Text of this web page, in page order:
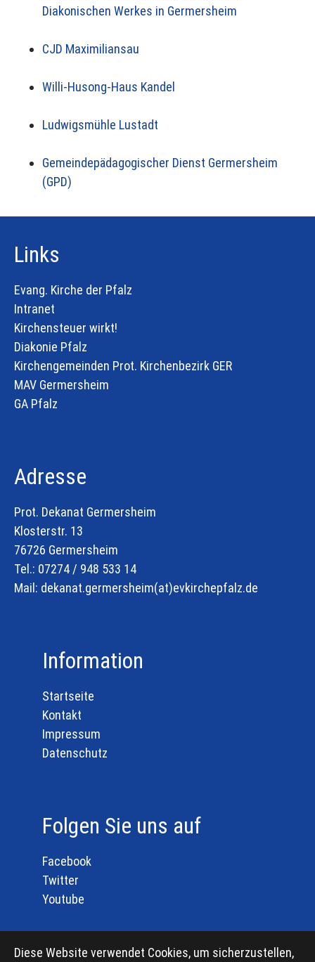
Diese Website verwendet Cookies, um sicherzustellen,
Diakonischen Werkes in Germersheim
CJD Maximiliansau
Willi-Husong-Haus Kandel
Ludwigsmühle Lustadt
Gemeindepädagogischer Dienst Germersheim
(GPD)
Links
Evang. Kirche der Pfalz
Intranet
Kirchensteuer wirkt!
Diakonie Pfalz
Kirchengemeinden Prot. Kirchenbezirk GER
MAV Germersheim
GA Pfalz
Adresse
Prot. Dekanat Germersheim
Klosterstr. 13
76726 Germersheim
Tel.: 07274 / 948 533 14
Mail: dekanat.germersheim(at)evkirchepfalz.de
Information
Startseite
Kontakt
Impressum
Datenschutz
Folgen Sie uns auf
Facebook
Twitter
Youtube